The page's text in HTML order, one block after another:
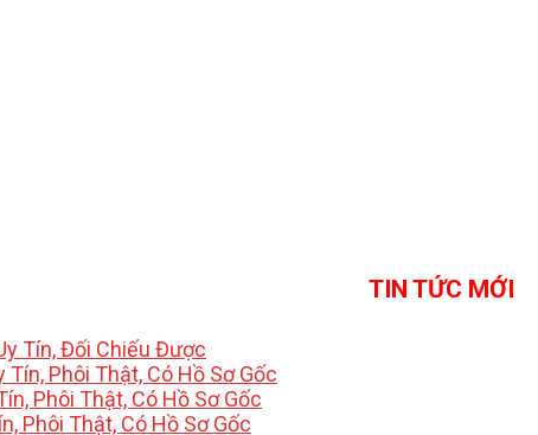
TIN TỨC MỚI
Tín, Đối Chiếu Được
Tín, Phôi Thật, Có Hồ Sơ Gốc
Phôi Thật, Có Hồ Sơ Gốc
Phôi Thật, Có Hồ Sơ Gốc